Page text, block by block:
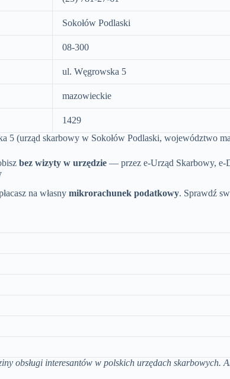
Sokołów Podlaski
08-300
ul. Węgrowska 5
mazowieckie
1429
5 (urząd skarbowy w Sokołów Podlaski, województwo
bez wizyty w urzędzie — przez e-Urząd Skarbowy, e-
na własny mikrorachunek podatkowy. Sprawdź
obsługi interesantów w polskich urzędach skarbowych.